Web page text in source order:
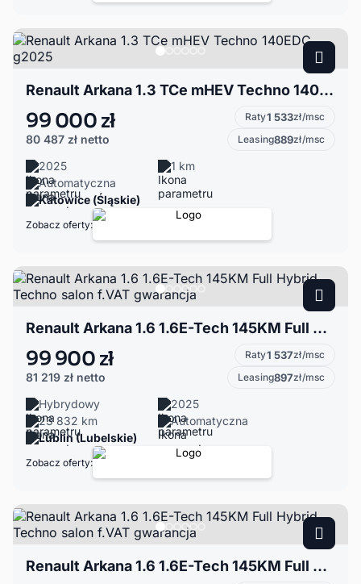
Renault Arkana 1.3 TCe mHEV Techno 140EDC g2025
99 000 zł
80 487 zł netto
Raty1 533zł/msc
Leasing889zł/msc
2025
1 km
Automatyczna
Katowice (Śląskie)
Zobacz oferty:
Renault Arkana 1.6 1.6E-Tech 145KM Full Hybrid Techno salon f.VAT gwarancja
99 900 zł
81 219 zł netto
Raty1 537zł/msc
Leasing897zł/msc
Hybrydowy
2025
23 832 km
Automatyczna
Lublin (Lubelskie)
Zobacz oferty:
Renault Arkana 1.6 1.6E-Tech 145KM Full Hybrid Techno salon f.VAT gwarancja